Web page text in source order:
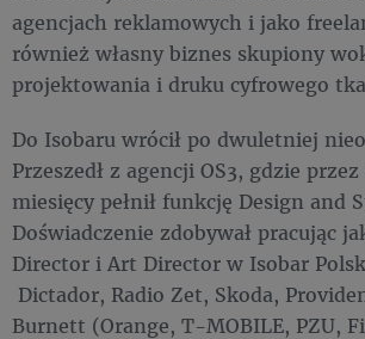
agencjach reklamowych i jako
również własny biznes skupiony
projektowania i druku cyfrowego
Do Isobaru wrócił po dwuletniej
Przeszedł z agencji OS3, gdzie
miesięcy pełnił funkcję Design and
Doświadczenie zdobywał pracując
Director i Art Director w Isobar
Dictador, Radio Zet, Skoda,
Burnett (Orange, T-MOBILE, PZU,